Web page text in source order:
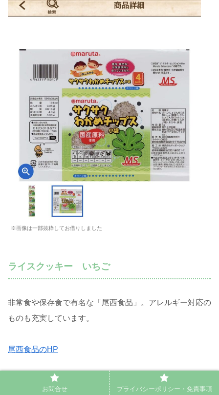
※画像は一部抜粋してお借りしました
ライスクッキー いちご
非常食や保存食で有名な「尾西食品」。アレルギー対応の
ものも充実しています。
尾西食品のHP
その尾西食品から発売されているのが、アレルギー物質
お問合せ プライバシーポリシー・免責事項